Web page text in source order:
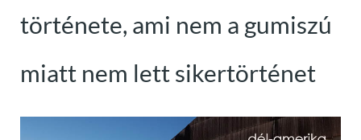
története, ami nem a gumiszú
miatt nem lett sikertörténet